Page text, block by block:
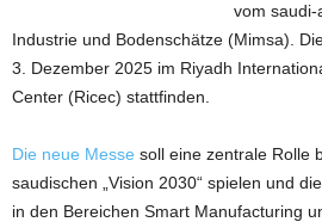
vom
Industrie und Bodenschätze (Mimsa).
3. Dezember 2025 im Riyadh
Center (Ricec) stattfinden.
Die neue Messe soll eine zentrale Rolle
saudischen „Vision 2030“ spielen und
in den Bereichen Smart Manufacturing